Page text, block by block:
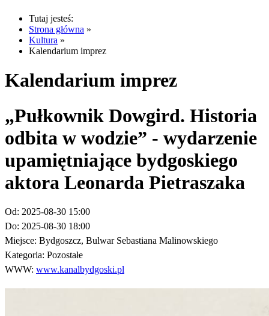
Tutaj jesteś:
Strona główna »
Kultura »
Kalendarium imprez
Kalendarium imprez
„Pułkownik Dowgird. Historia
odbita w wodzie” - wydarzenie
upamiętniające bydgoskiego
aktora Leonarda Pietraszaka
Od: 2025-08-30 15:00
Do: 2025-08-30 18:00
Miejsce: Bydgoszcz, Bulwar Sebastiana Malinowskiego
Kategoria: Pozostałe
WWW: www.kanalbydgoski.pl